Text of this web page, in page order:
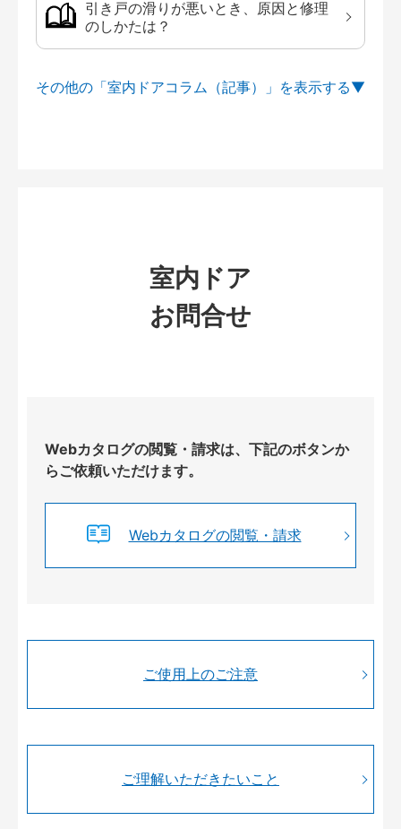
引き戸の滑りが悪いとき、原因と修理
のしかたは？
その他の「室内ドアコラム（記事）」を
室内ドア
お問合せ
Webカタログの閲覧・請求は、下記のボタンか
らご依頼いただけます。
Webカタログの閲覧・請求
ご使用上のご注意
ご理解いただきたいこと